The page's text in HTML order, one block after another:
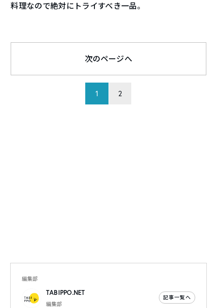
料理なので絶対にトライすべき一品。
1 2
次のページへ
編集部
TABIPPO.NET
編集部
記事一覧へ